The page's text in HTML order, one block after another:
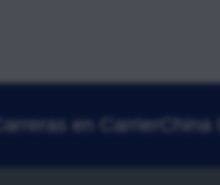
Carreras en Carrier